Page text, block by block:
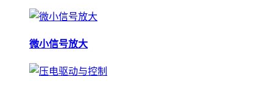
微小信号放大